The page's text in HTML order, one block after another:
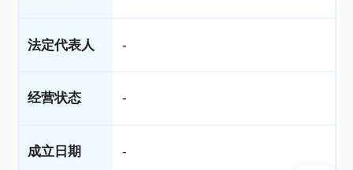
法定代表人 -
经营状态 -
成立日期 -